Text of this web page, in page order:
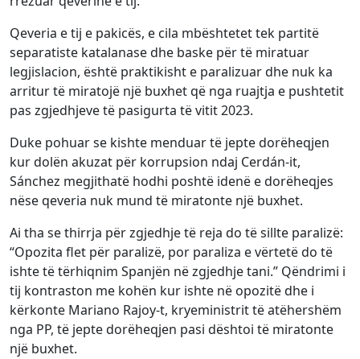
Qeveria e tij e pakicës, e cila mbështetet tek partitë
separatiste katalanase dhe baske për të miratuar
legjislacion, është praktikisht e paralizuar dhe nuk ka
arritur të miratojë një buxhet që nga ruajtja e pushtetit
pas zgjedhjeve të pasigurta të vitit 2023.
Duke pohuar se kishte menduar të jepte dorëheqjen
kur dolën akuzat për korrupsion ndaj Cerdán-it,
Sánchez megjithatë hodhi poshtë idenë e dorëheqjes
nëse qeveria nuk mund të miratonte një buxhet.
Ai tha se thirrja për zgjedhje të reja do të sillte paralizë:
“Opozita flet për paralizë, por paraliza e vërtetë do të
ishte të tërhiqnim Spanjën në zgjedhje tani.” Qëndrimi i
tij kontraston me kohën kur ishte në opozitë dhe i
kërkonte Mariano Rajoy-t, kryeministrit të atëhershëm
nga PP, të jepte dorëheqjen pasi dështoi të miratonte
një buxhet.